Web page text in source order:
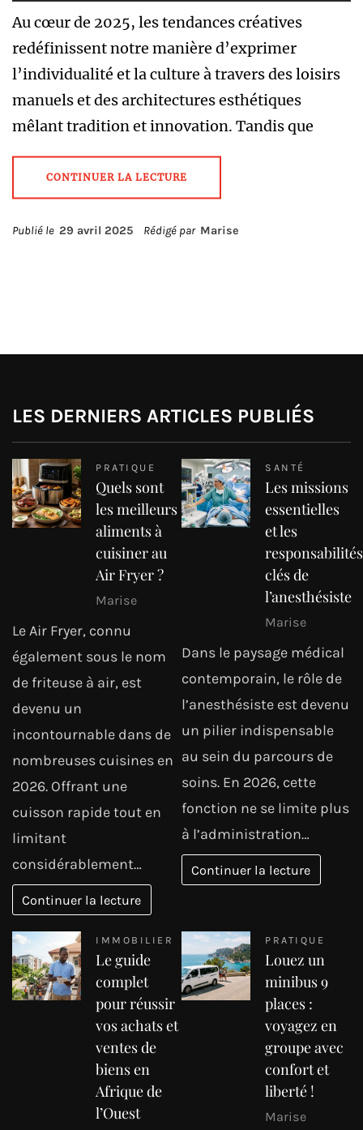
Au cœur de 2025, les tendances créatives
redéfinissent notre manière d’exprimer
l’individualité et la culture à travers des loisirs
manuels et des architectures esthétiques
mêlant tradition et innovation. Tandis que
CONTINUER LA LECTURE
Publié le 29 avril 2025 Rédigé par Marise
LES DERNIERS ARTICLES PUBLIÉS
PRATIQUE
Quels sont
les meilleurs
aliments à
cuisiner au
Air Fryer ?
Marise
Le Air Fryer, connu
également sous le nom
de friteuse à air, est
devenu un
incontournable dans de
nombreuses cuisines en
2026. Offrant une
cuisson rapide tout en
limitant
considérablement…
Continuer la lecture
SANTÉ
Les missions
essentielles
et les
responsabilités
clés de
l’anesthésiste
Marise
Dans le paysage médical
contemporain, le rôle de
l’anesthésiste est devenu
un pilier indispensable
au sein du parcours de
soins. En 2026, cette
fonction ne se limite plus
à l’administration…
Continuer la lecture
IMMOBILIER
Le guide
complet
pour réussir
vos achats et
ventes de
biens en
Afrique de
l’Ouest
PRATIQUE
Louez un
minibus 9
places :
voyagez en
groupe avec
confort et
liberté !
Marise